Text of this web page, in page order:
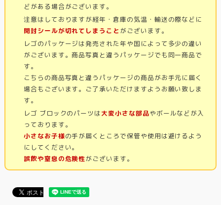
どがある場合がございます。
注意はしておりますが経年・倉庫の気温・輸送の際などに
開封シールが切れてしまうこと がございます。
レゴのパッケージは発売された年や国によって多少の違い
がございます。商品写真と違うパッケージでも同一商品で
す。
こちらの商品写真と違うパッケージの商品がお手元に届く
場合もございます。ご了承いただけますようお願い致しま
す。
レゴ ブロックのパーツは大変小さな部品やボールなどが入
っております。
小さなお子様の手が届くところで保管や使用は避けるよう
にしてください。
誤飲や窒息の危険性がございます。